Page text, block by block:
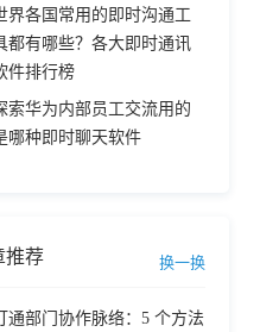
界各国常用的即时沟通工
都有哪些？各大即时通讯
件排行榜
索华为内部员工交流用的
哪种即时聊天软件
推荐 换一换
通部门协作脉络：5 个方法